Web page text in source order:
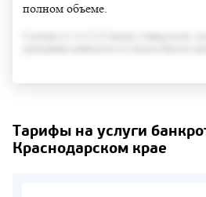
полном объеме.
Тарифы на услуги
Краснодарском крае